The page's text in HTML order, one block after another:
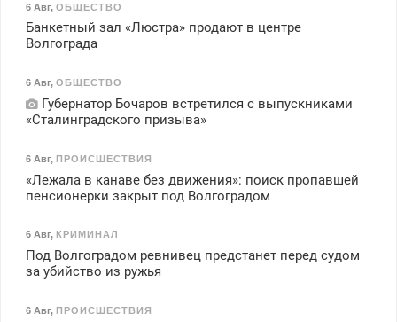
6 Авг, ОБЩЕСТВО
Банкетный зал «Люстра» продают в центре
Волгограда
6 Авг, ОБЩЕСТВО
Губернатор Бочаров встретился с выпускниками
«Сталинградского призыва»
6 Авг, ПРОИСШЕСТВИЯ
«Лежала в канаве без движения»: поиск пропавшей
пенсионерки закрыт под Волгоградом
6 Авг, КРИМИНАЛ
Под Волгоградом ревнивец предстанет перед судом
за убийство из ружья
6 Авг, ПРОИСШЕСТВИЯ